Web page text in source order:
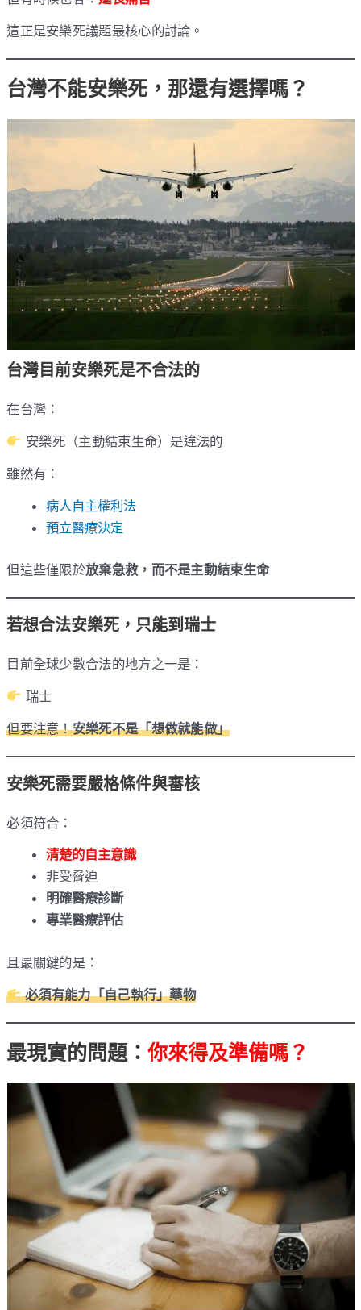
這正是安樂死議題最核心的討論。
台灣不能安樂死，那還有選擇嗎？
台灣目前安樂死是不合法的
在台灣：
安樂死（主動結束生命）是違法的
雖然有：
病人自主權利法
預立醫療決定
但這些僅限於放棄急救，而不是主動結束生命
若想合法安樂死，只能到瑞士
目前全球少數合法的地方之一是：
瑞士
但要注意！安樂死不是「想做就能做」
安樂死需要嚴格條件與審核
必須符合：
清楚的自主意識
非受脅迫
明確醫療診斷
專業醫療評估
且最關鍵的是：
必須有能力「自己執行」藥物
最現實的問題：你來得及準備嗎？